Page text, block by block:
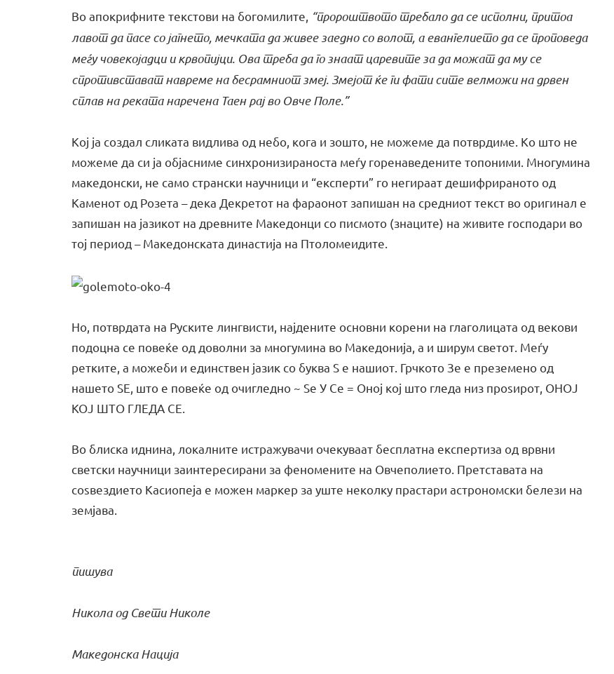
Во апокрифните текстови на богомилите, “пророштвото требало да се исполни, притоа
лавот да пасе со јагнето, мечката да живее заедно со волот, а евангелието да се проповеда
меѓу човекојадци и крвопијци. Ова треба да го знаат царевите за да можат да му се
спротивстават навреме на бесрамниот змеј. Змејот ќе ги фати сите велможи на дрвен
сплав на реката наречена Таен рај во Овче Поле.”
Кој ја создал сликата видлива од небо, кога и зошто, не можеме да потврдиме. Ко што не
можеме да си ја објасниме синхронизираноста меѓу горенаведените топоними. Многумина
македонски, не само странски научници и “eксперти” го негираат дешифрираното од
Каменот од Розета – дека Декретот на фараонот запишан на средниот текст во оригинал е
запишан на јазикот на древните Македонци со писмото (знаците) на живите господари во
тој период – Македонската династија на Птоломеидите.
Но, потврдата на Руските лингвисти, најдените основни корени на глаголицата од векови
подоцна се повеќе од доволни за многумина во Македонија, а и ширум светот. Меѓу
ретките, а можеби и единствен јазик со буква Ѕ е нашиот. Грчкото Зе е преземено од
нашето ЅЕ, што е повеќе од очигледно ~ Ѕе У Се = Оној кој што гледа низ проѕирот, ОНОЈ
КОЈ ШТО ГЛЕДА СЕ.
Во блиска иднина, локалните истражувачи очекуваат бесплатна експертиза од врвни
светски научници заинтересирани за феномените на Овчеполието. Претставата на
соѕвездието Касиопеја е можен маркер за уште неколку прастари астрономски белези на
земјава.
пишува
Никола од Свети Николе
Македонска Нација